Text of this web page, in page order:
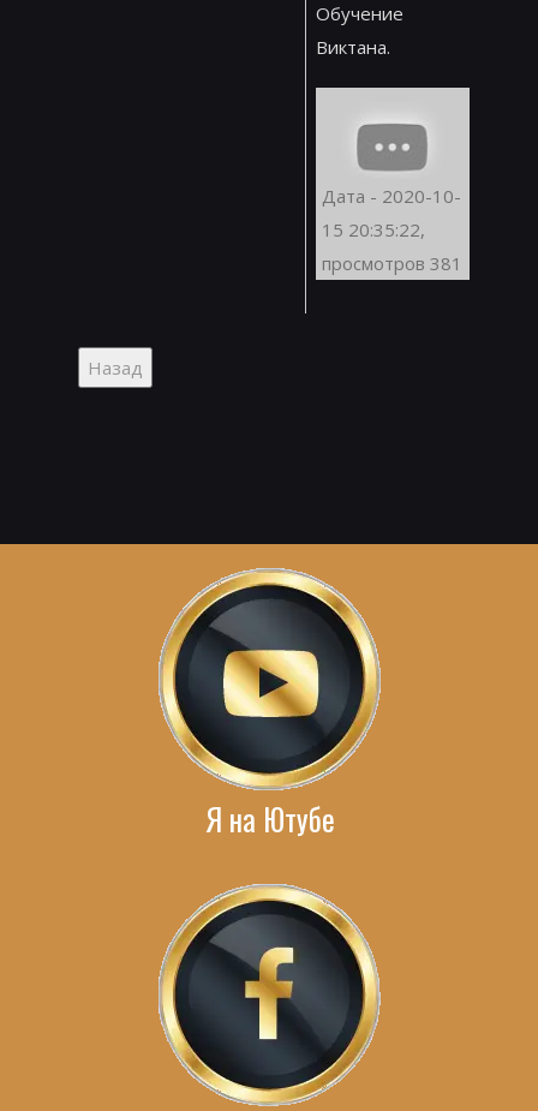
Обучение
Виктана.
Дата - 2020-10-
15 20:35:22,
просмотров 381
Я на Ютубе